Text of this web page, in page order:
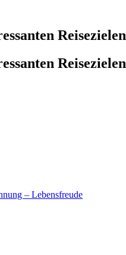
Reisezielen
Reisezielen
– Lebensfreude